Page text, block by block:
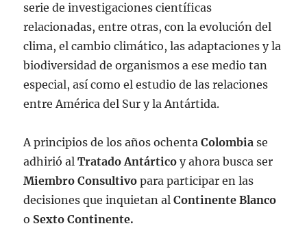
serie de investigaciones científicas
relacionadas, entre otras, con la evolución del
clima, el cambio climático, las adaptaciones y la
biodiversidad de organismos a ese medio tan
especial, así como el estudio de las relaciones
entre América del Sur y la Antártida.
A principios de los años ochentaColombia se
adhirió alTratado Antártico y ahora busca ser
Miembro Consultivo para participar en las
decisiones que inquietan alContinente Blanco
o Sexto Continente.